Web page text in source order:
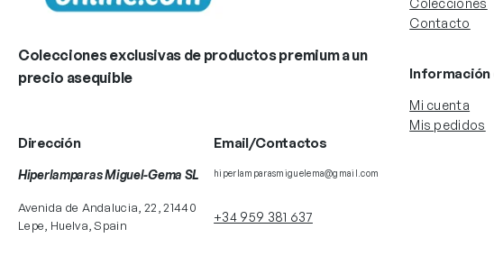
Colecciones exclusivas de productos premium a un
precio asequible
Dirección
Hiperlamparas Miguel-Gema SL
Avenida de Andalucia, 22, 21440
Lepe, Huelva, Spain
Email/Contactos
hiperlamparasmiguelema@gmail.com
+34 959 381 637
Contacto
Información
Mi cuenta
Mis pedidos